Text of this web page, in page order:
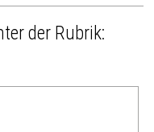
der Rubrik: